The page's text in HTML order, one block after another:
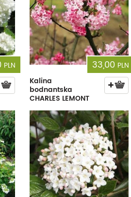
PLN
33,00 PLN
Kalina
bodnantska
CHARLES LEMONT